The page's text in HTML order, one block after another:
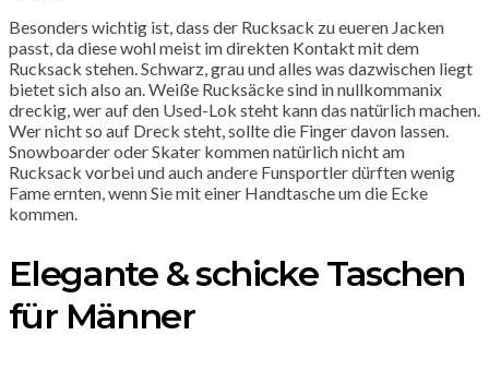
Besonders wichtig ist, dass der Rucksack zu eueren Jacken
passt, da diese wohl meist im direkten Kontakt mit dem
Rucksack stehen. Schwarz, grau und alles was dazwischen liegt
bietet sich also an. Weiße Rucksäcke sind in nullkommanix
dreckig, wer auf den Used-Lok steht kann das natürlich machen.
Wer nicht so auf Dreck steht, sollte die Finger davon lassen.
Snowboarder oder Skater kommen natürlich nicht am
Rucksack vorbei und auch andere Funsportler dürften wenig
Fame ernten, wenn Sie mit einer Handtasche um die Ecke
kommen.
Elegante & schicke Taschen
für Männer